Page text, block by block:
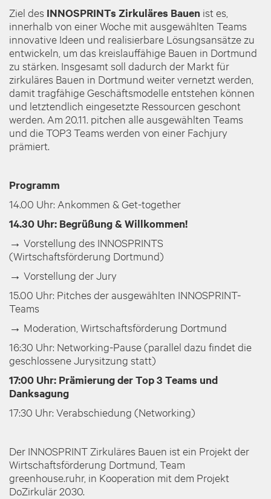
Ziel des INNOSPRINTs Zirkuläres Bauen ist es,
innerhalb von einer Woche mit ausgewählten Teams
innovative Ideen und realisierbare Lösungsansätze zu
entwickeln, um das kreislauffähige Bauen in Dortmund
zu stärken. Insgesamt soll dadurch der Markt für
zirkuläres Bauen in Dortmund weiter vernetzt werden,
damit tragfähige Geschäftsmodelle entstehen können
und letztendlich eingesetzte Ressourcen geschont
werden. Am 20.11. pitchen alle ausgewählten Teams
und die TOP3 Teams werden von einer Fachjury
prämiert.
Programm
14.00 Uhr: Ankommen & Get-together
14.30 Uhr: Begrüßung & Willkommen!
→ Vorstellung des INNOSPRINTS
(Wirtschaftsförderung Dortmund)
→ Vorstellung der Jury
15.00 Uhr: Pitches der ausgewählten INNOSPRINT-
Teams
→ Moderation, Wirtschaftsförderung Dortmund
16:30 Uhr: Networking-Pause (parallel dazu findet die
geschlossene Jurysitzung statt)
17:00 Uhr: Prämierung der Top 3 Teams und
Danksagung
17:30 Uhr: Verabschiedung (Networking)
Der INNOSPRINT Zirkuläres Bauen ist ein Projekt der
Wirtschaftsförderung Dortmund, Team
greenhouse.ruhr, in Kooperation mit dem Projekt
DoZirkulär 2030.